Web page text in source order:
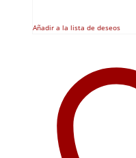
Añadir a la lista de deseos